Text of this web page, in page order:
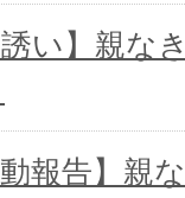
誘い】親な
動報告】親